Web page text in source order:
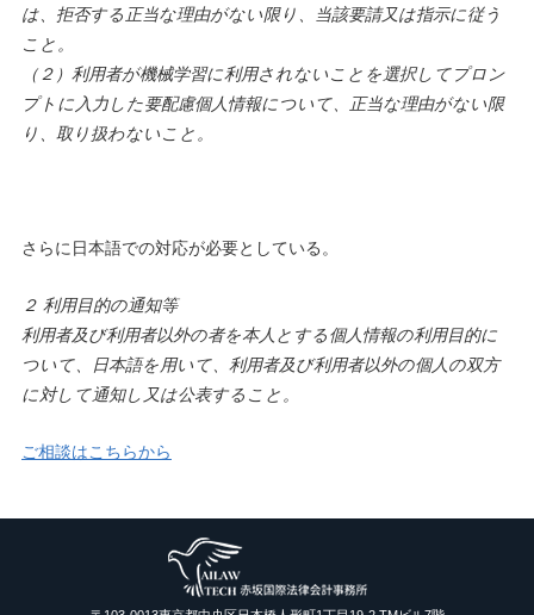
は、拒否する正当な理由がない限り、当該要請又は指示に従う
こと。
（２）利用者が機械学習に利用されないことを選択してプロン
プトに入力した要配慮個人情報について、正当な理由がない限
り、取り扱わないこと。
さらに日本語での対応が必要としている。
２ 利用目的の通知等
利用者及び利用者以外の者を本人とする個人情報の利用目的に
ついて、日本語を用いて、利用者及び利用者以外の個人の双方
に対して通知し又は公表すること。
ご相談はこちらから